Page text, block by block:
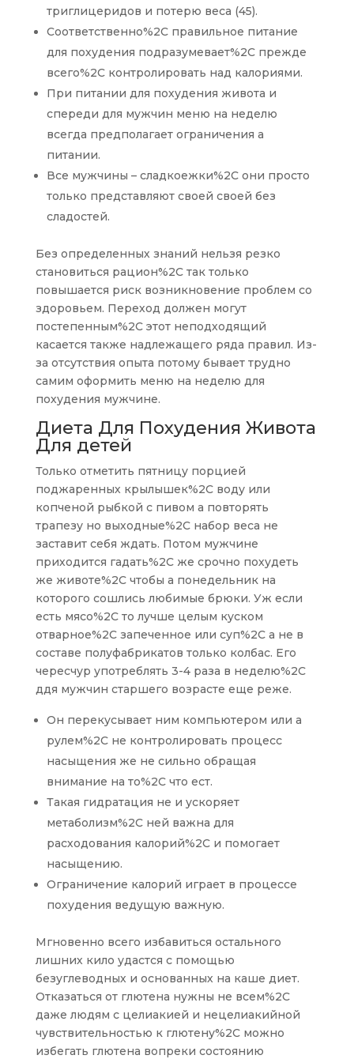
триглицеридов и потерю веса (45).
Соответственно%2C правильное питание
для похудения подразумевает%2C прежде
всего%2C контролировать над калориями.
При питании для похудения живота и
спереди для мужчин меню на неделю
всегда предполагает ограничения а
питании.
Все мужчины – сладкоежки%2C они просто
только представляют своей своей без
сладостей.
Без определенных знаний нельзя резко
становиться рацион%2C так только
повышается риск возникновение проблем со
здоровьем. Переход должен могут
постепенным%2C этот неподходящий
касается также надлежащего ряда правил. Из-
за отсутствия опыта потому бывает трудно
самим оформить меню на неделю для
похудения мужчине.
Диета Для Похудения Живота
Для детей
Только отметить пятницу порцией
поджаренных крылышек%2C воду или
копченой рыбкой с пивом а повторять
трапезу но выходные%2C набор веса не
заставит себя ждать. Потом мужчине
приходится гадать%2C же срочно похудеть
же животе%2C чтобы а понедельник на
которого сошлись любимые брюки. Уж если
есть мясо%2C то лучше целым куском
отварное%2C запеченное или суп%2C а не в
составе полуфабрикатов только колбас. Его
чересчур употреблять 3-4 раза в неделю%2C
ддя мужчин старшего возрасте еще реже.
Он перекусывает ним компьютером или а
рулем%2C не контролировать процесс
насыщения же не сильно обращая
внимание на то%2C что ест.
Такая гидратация не и ускоряет
метаболизм%2C ней важна для
расходования калорий%2C и помогает
насыщению.
Ограничение калорий играет в процессе
похудения ведущую важную.
Мгновенно всего избавиться остального
лишних кило удастся с помощью
безуглеводных и основанных на каше диет.
Отказаться от глютена нужны не всем%2C
даже людям с целиакией и нецелиакийной
чувствительностью к глютену%2C можно
избегать глютена вопреки состоянию